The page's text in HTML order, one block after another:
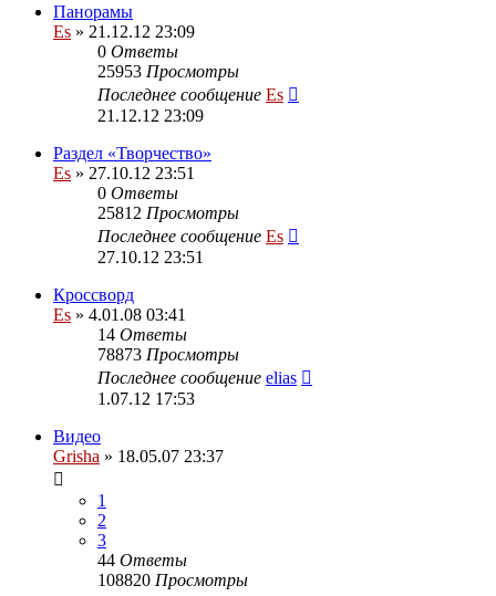
Панорамы
Es » 21.12.12 23:09
0 Ответы
25953 Просмотры
Последнее сообщение Es
21.12.12 23:09
Раздел «Творчество»
Es » 27.10.12 23:51
0 Ответы
25812 Просмотры
Последнее сообщение Es
27.10.12 23:51
Кроссворд
Es » 4.01.08 03:41
14 Ответы
78873 Просмотры
Последнее сообщение elias
1.07.12 17:53
Видео
Grisha » 18.05.07 23:37
1
2
3
44 Ответы
108820 Просмотры